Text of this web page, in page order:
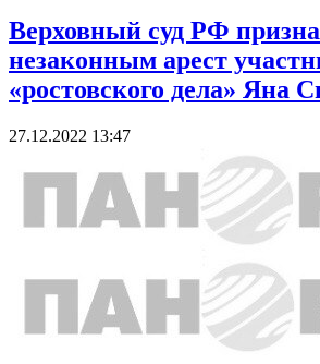
Верховный суд РФ
незаконным арест
«ростовского дела» Яна
27.12.2022 13:47